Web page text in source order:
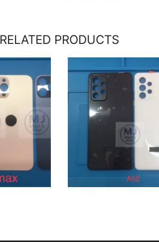
RELATED PRODUCTS